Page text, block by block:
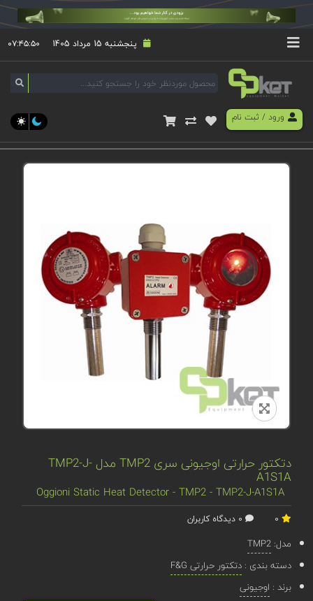
پنجشنبه 15 مرداد 1405 ۰۷:۴۵:۵۰
ورود/ ثبت نام
دتکتور حرارتی اوجیونی سری TMP2 مدل TMP2-J-
A1S1A
Oggioni Static Heat Detector - TMP2 - TMP2-J-A1S1A
مدل:TMP2
دسته بندی :دتکتور حرارتی F&G
برند : اوجیونی